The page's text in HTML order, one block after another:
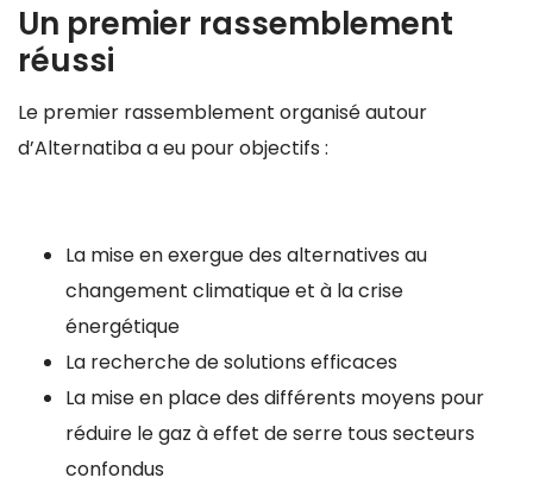
Un premier rassemblement
réussi
Le premier rassemblement organisé autour
d’Alternatiba a eu pour objectifs :
La mise en exergue des alternatives au
changement climatique et à la crise
énergétique
La recherche de solutions efficaces
La mise en place des différents moyens pour
réduire le gaz à effet de serre tous secteurs
confondus